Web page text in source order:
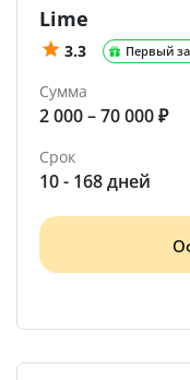
Lime
3.3 Первый
Сумма
2 000 – 70 000 ₽
Срок
10 - 168 дней